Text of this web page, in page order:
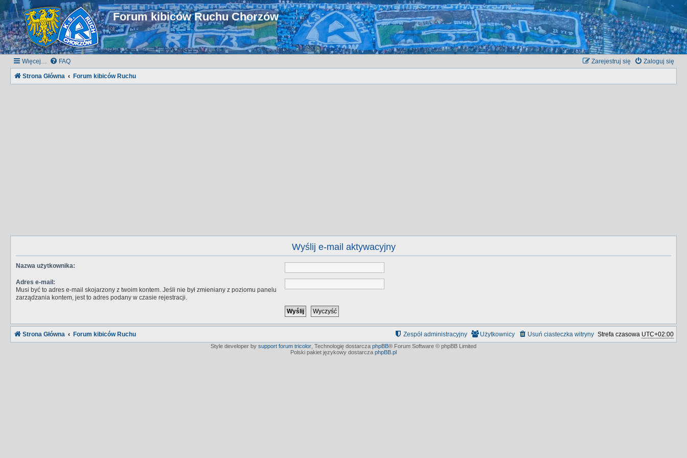
Forum kibiców Ruchu Chorzów
Więcej… FAQ Zaloguj się
Zarejestruj się
Strona Główna Forum kibiców Ruchu
Wyślij e-mail aktywacyjny
Nazwa użytkownika:
Adres e-mail:
Musi być to adres e-mail skojarzony z twoim kontem. Jeśli nie był zmieniany z poziomu panelu
zarządzania kontem, jest to adres podany w czasie rejestracji.
Strona Główna Forum kibiców Ruchu Strefa czasowa UTC+02:00
Usuń ciasteczka witryny
Użytkownicy
Zespół administracyjny
Style developer by support forum tricolor Technologię dostarcza phpBB® Forum Software © phpBB Limited
Polski pakiet językowy dostarcza phpBB.pl